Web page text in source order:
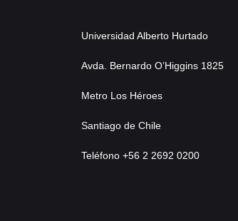
Universidad Alberto Hurtado
Avda. Bernardo O’Higgins 1825
Metro Los Héroes
Santiago de Chile
Teléfono +56 2 2692 0200